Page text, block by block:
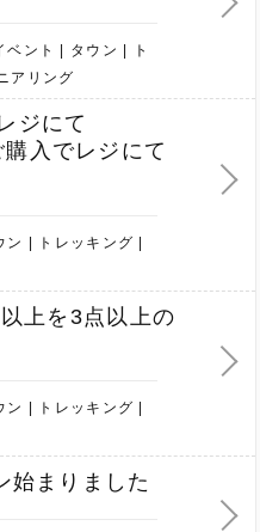
ベント タウン
ト
アリング
ジにて
入でレジにて
ン
トレッキング
上を3点以上の
ン
トレッキング
始まりました